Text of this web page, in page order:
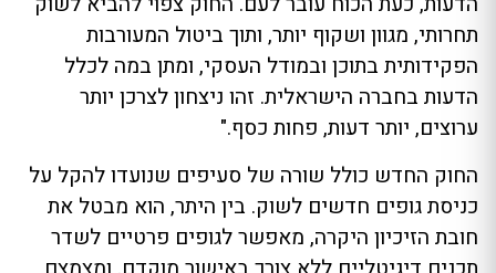
תחרותי, מגוון ושקוף יותר, ותוך ביטול המעורבות
הפקידותית בתוכן ובמודל העסקי, ומתן במה לכלל
הדעות בחברה הישראלית. זהו ניצחון לצרכן יותר
ערוצים, יותר דעות, פחות כסף."
החוק החדש כולל שורה של סעיפים שנועדו להקל על
כניסת גופים חדשים לשוק. בין היתר, הוא מבטל את
חובת הזיכיון היקרה, מאפשר לגופים פרטיים לשדר